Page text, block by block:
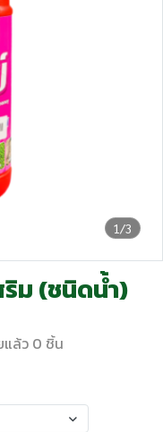
1/3
ม (ชนิดน้ำ)
แล้ว 0 ชิ้น